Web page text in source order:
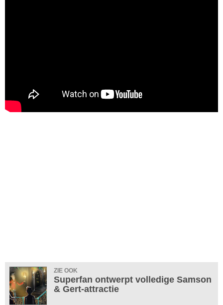
ZIE OOK
Superfan ontwerpt volledige Samson
& Gert-attractie